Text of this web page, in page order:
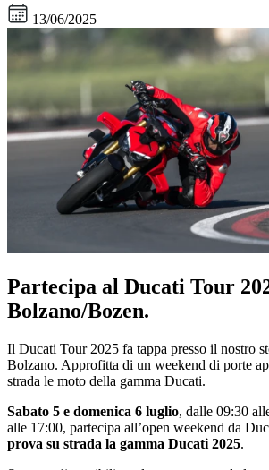
13/06/2025
Partecipa al Ducati Tour
Bolzano/Bozen.
Il Ducati Tour 2025 fa tappa presso il nostro
Bolzano. Approfitta di un weekend di porte
strada le moto della gamma Ducati.
Sabato 5 e domenica 6 luglio, dalle 09:30
alle 17:00, partecipa all’open weekend da
prova su strada la gamma Ducati 2025.